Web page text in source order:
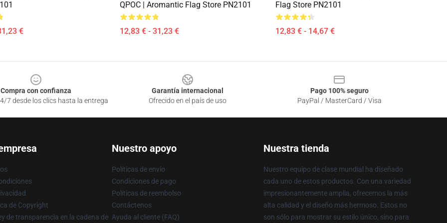
€
QPOC | Aromantic Flag Store PN2101
12,83 € - 31,23 €
Flag Store PN2101
12,83 € - 14,67 €
Compra con confianza
7 desde los clics hasta la entrega
Garantía internacional
Ofrecido en el país de uso
Pago 100% seguro
PayPal / MasterCard / Visa
de Copyright
de transparencia en la cadena de
Nuestro apoyo
Políticas de envío
Condiciones de pago
Políticas de reembolso
Contáctenos
Ayuda al cliente (FAQ)
Nuestra tienda
Nuestro equipo de clase mundial ha diseñado
cada uno de estos productos. Con una variedad
impresionantemente amplia, ofrecemos la más
alta calidad y el diseño más hermoso. Estos no
son sólo para mostrar su estilo único, sino para